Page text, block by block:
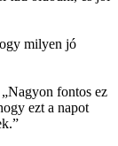
milyen jó
fontos ez
ezt a napot